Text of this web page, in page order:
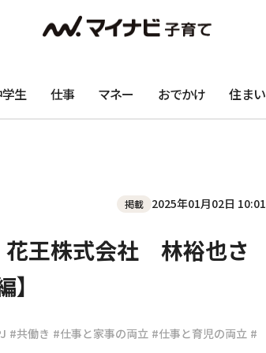
生 仕事 マネー おでかけ 住まい
掲載 2025年01月02日 10:01
王株式会社 林裕也さ
#共働き #仕事と家事の両立 #仕事と育児の両立 #